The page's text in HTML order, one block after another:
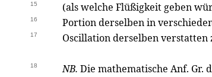
15 (als welche Flüßigkeit geben
16 Portion derselben in
17 Oscillation derselben verstatten
18 NB. Die mathematische Anf. Gr.